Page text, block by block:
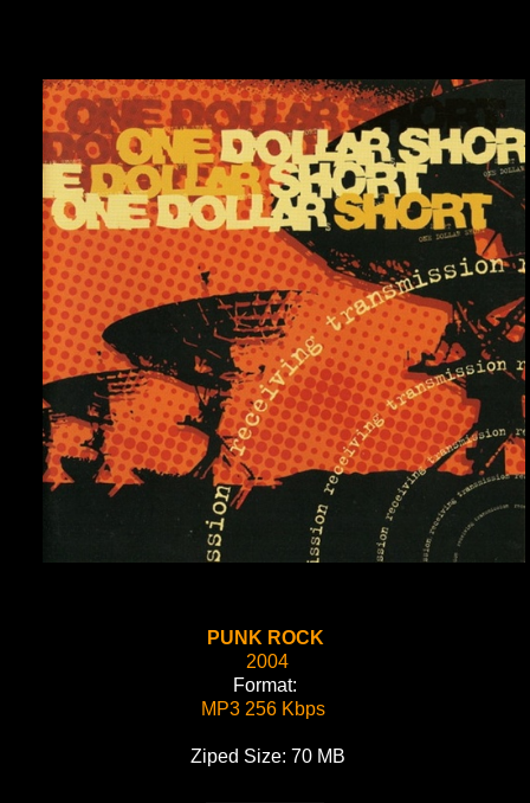
PUNK ROCK
2004
Format:
MP3 256 Kbps
Ziped Size: 70 MB